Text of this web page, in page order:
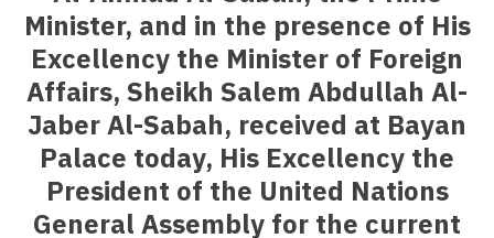
Minister, and in the presence of His
Excellency the Minister of Foreign
Affairs, Sheikh Salem Abdullah Al-
Jaber Al-Sabah, received at Bayan
Palace today, His Excellency the
President of the United Nations
General Assembly for the current